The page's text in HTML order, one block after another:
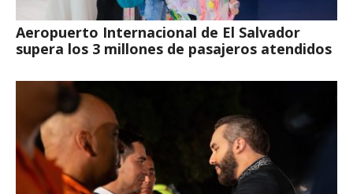
Aeropuerto Internacional de El Salvador
supera los 3 millones de pasajeros atendidos